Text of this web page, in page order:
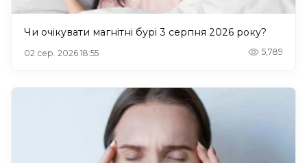
Чи очікувати магнітні бурі 3 серпня 2026 року?
02 сер. 2026 18:55 5,789